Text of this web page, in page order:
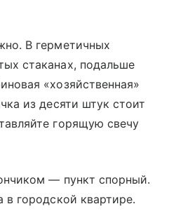
В герметичных
стаканах, подальше
«хозяйственная»
из десяти штук стоит
горящую свечу
— пункт спорный.
в городской квартире.